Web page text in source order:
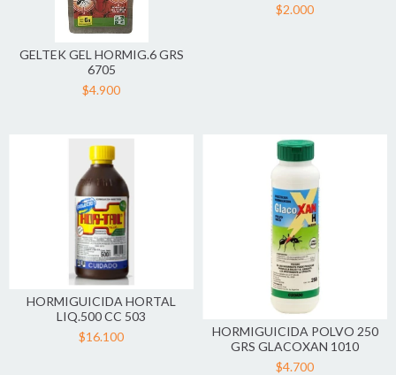
GELTEK GEL HORMIG.6 GRS
6705
$4.900
$2.000
HORMIGUICIDA HORTAL
LIQ.500 CC 503
$16.100
HORMIGUICIDA POLVO 250
GRS GLACOXAN 1010
$4.700